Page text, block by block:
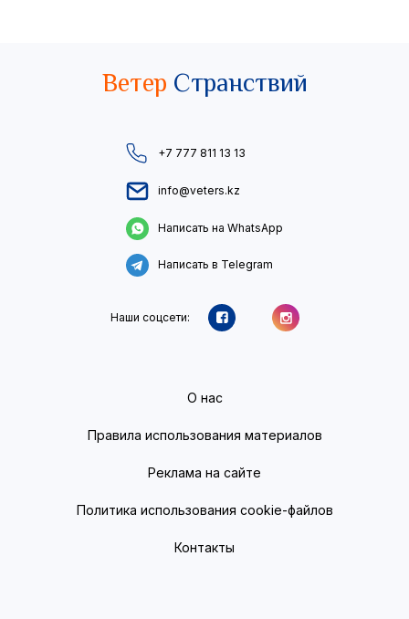
Ветер Странствий
+7 777 811 13 13
info@veters.kz
Написать на WhatsApp
Написать в Telegram
Наши соцсети:
О нас
Правила использования материалов
Реклама на сайте
Политика использования cookie-файлов
Контакты